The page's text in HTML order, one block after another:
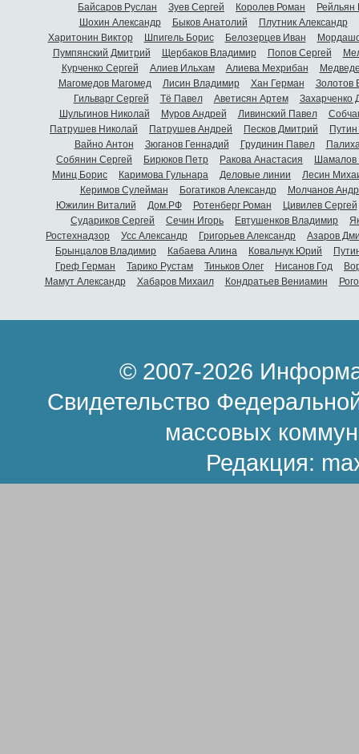
Байсаров Руслан
Зуев Сергей Королев Роман
Шохин Александр
Быков Анатолий Плутник Александр
Харитонин Виктор
Шпигель Борис Белозерцев Иван
Пумпянский Дмитрий
Щербаков Владимир Попов Сергей
Курченко Сергей
Алиев Ильхам Алиева Мехрибан
Магомедов Магомед
Лисин Владимир Хан Герман
Золотов
Гильварг Сергей
Тё Павел Аветисян Артем
Захарченко
Шульгинов Николай
Муров Андрей Ливинский Павел
Патрушев Николай
Патрушев Андрей Песков Дмитрий
Вайно Антон
Зюганов Геннадий Грудинин Павел
Собянин Сергей
Бирюков Петр Ракова Анастасия
Шамалов
Минц Борис
Каримова Гульнара Деловые линии
Лесин
Керимов Сулейман
Богатиков Александр
Молчанов
Южилин Виталий
Дом.РФ Ротенберг Роман
Цивилев Сергей
Судариков Сергей
Сечин Игорь Евтушенков Владимир
Ростехнадзор
Усс Александр Григорьев Александр
Азаров
Брынцалов Владимир
Кабаева Алина Ковальчук Юрий
Греф Герман
Тарико Рустам Тиньков Олег Нисанов Год
Мамут Александр
Хабаров Михаил Кондратьев Вениамин
© 2007-2026
Свидетельство
массовых
Редакция: